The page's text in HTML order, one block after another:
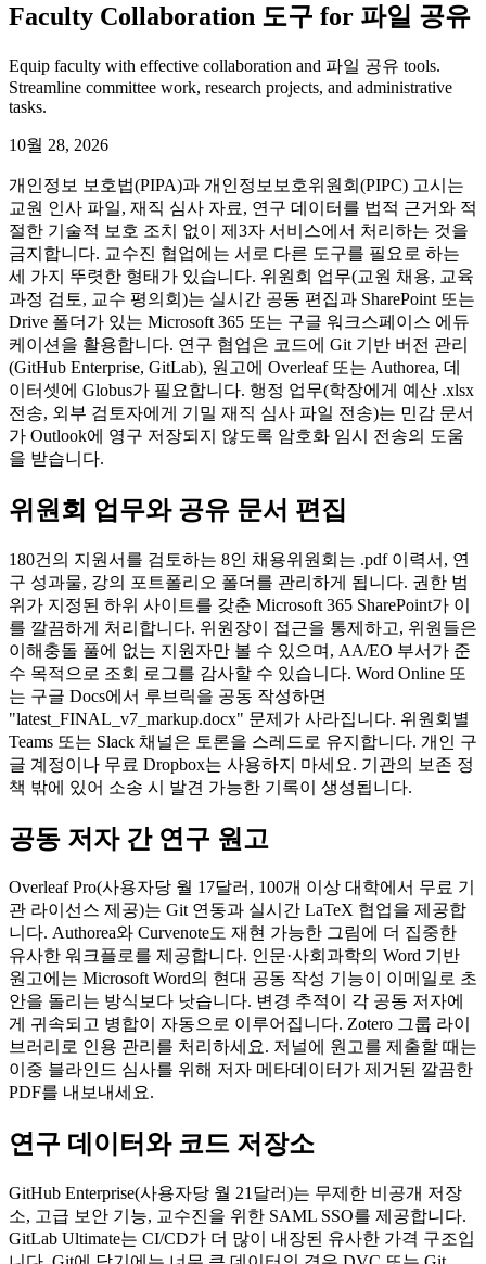
Faculty Collaboration 도구 for 파일 공유
Equip faculty with effective collaboration and 파일 공유 tools.
Streamline committee work, research projects, and administrative
tasks.
10월 28, 2026
개인정보 보호법(PIPA)과 개인정보보호위원회(PIPC) 고시는
교원 인사 파일, 재직 심사 자료, 연구 데이터를 법적 근거와 적
절한 기술적 보호 조치 없이 제3자 서비스에서 처리하는 것을
금지합니다. 교수진 협업에는 서로 다른 도구를 필요로 하는
세 가지 뚜렷한 형태가 있습니다. 위원회 업무(교원 채용, 교육
과정 검토, 교수 평의회)는 실시간 공동 편집과 SharePoint 또는
Drive 폴더가 있는 Microsoft 365 또는 구글 워크스페이스 에듀
케이션을 활용합니다. 연구 협업은 코드에 Git 기반 버전 관리
(GitHub Enterprise, GitLab), 원고에 Overleaf 또는 Authorea, 데
이터셋에 Globus가 필요합니다. 행정 업무(학장에게 예산 .xlsx
전송, 외부 검토자에게 기밀 재직 심사 파일 전송)는 민감 문서
가 Outlook에 영구 저장되지 않도록 암호화 임시 전송의 도움
을 받습니다.
위원회 업무와 공유 문서 편집
180건의 지원서를 검토하는 8인 채용위원회는 .pdf 이력서, 연
구 성과물, 강의 포트폴리오 폴더를 관리하게 됩니다. 권한 범
위가 지정된 하위 사이트를 갖춘 Microsoft 365 SharePoint가 이
를 깔끔하게 처리합니다. 위원장이 접근을 통제하고, 위원들은
이해충돌 풀에 없는 지원자만 볼 수 있으며, AA/EO 부서가 준
수 목적으로 조회 로그를 감사할 수 있습니다. Word Online 또
는 구글 Docs에서 루브릭을 공동 작성하면
"latest_FINAL_v7_markup.docx" 문제가 사라집니다. 위원회별
Teams 또는 Slack 채널은 토론을 스레드로 유지합니다. 개인 구
글 계정이나 무료 Dropbox는 사용하지 마세요. 기관의 보존 정
책 밖에 있어 소송 시 발견 가능한 기록이 생성됩니다.
공동 저자 간 연구 원고
Overleaf Pro(사용자당 월 17달러, 100개 이상 대학에서 무료 기
관 라이선스 제공)는 Git 연동과 실시간 LaTeX 협업을 제공합
니다. Authorea와 Curvenote도 재현 가능한 그림에 더 집중한
유사한 워크플로를 제공합니다. 인문·사회과학의 Word 기반
원고에는 Microsoft Word의 현대 공동 작성 기능이 이메일로 초
안을 돌리는 방식보다 낫습니다. 변경 추적이 각 공동 저자에
게 귀속되고 병합이 자동으로 이루어집니다. Zotero 그룹 라이
브러리로 인용 관리를 처리하세요. 저널에 원고를 제출할 때는
이중 블라인드 심사를 위해 저자 메타데이터가 제거된 깔끔한
PDF를 내보내세요.
연구 데이터와 코드 저장소
GitHub Enterprise(사용자당 월 21달러)는 무제한 비공개 저장
소, 고급 보안 기능, 교수진을 위한 SAML SSO를 제공합니다.
GitLab Ultimate는 CI/CD가 더 많이 내장된 유사한 가격 구조입